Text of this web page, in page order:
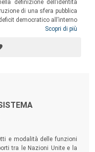
definizione dell’identità
di una sfera pubblica
democratico all’interno
dell’Unione.
di natura istituzionale, il
la coesione dei gruppi e le
Scopri di più
e modalità delle funzioni
tra le Nazioni Unite e la